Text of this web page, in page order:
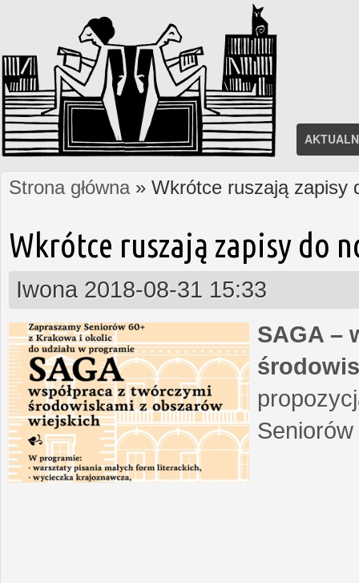
Jesteś tutaj
Strona główna» Wkrótce ruszają zapisy
Wkrótce ruszają zapisy do
Iwona 2018-08-31 15:33
SAGA –